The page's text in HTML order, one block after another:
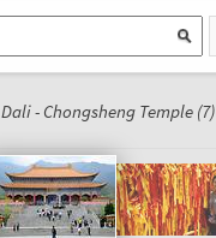
Dali - Chongsheng Temple (7)